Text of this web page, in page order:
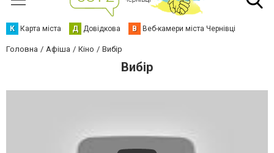
К Карта міста Д Довідкова В Веб-камери міста Чернівці
Головна Афіша Кіно Вибір
Вибір